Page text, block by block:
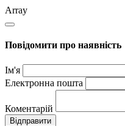
Array
Повідомити про наявність
Ім'я
Електронна пошта
Коментарій
Відправити